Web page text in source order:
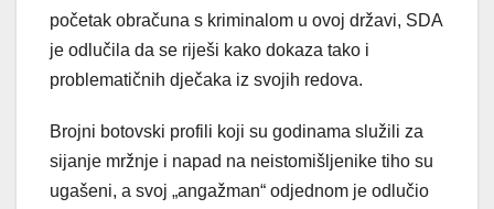
početak obračuna s kriminalom u ovoj državi, SDA
je odlučila da se riješi kako dokaza tako i
problematičnih dječaka iz svojih redova.
Brojni botovski profili koji su godinama služili za
sijanje mržnje i napad na neistomišljenike tiho su
ugašeni, a svoj „angažman“ odjednom je odlučio